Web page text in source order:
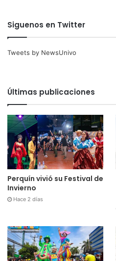
Siguenos en Twitter
Tweets by NewsUnivo
Últimas publicaciones
Perquín vivió su Festival de
Invierno
Hace 2 días